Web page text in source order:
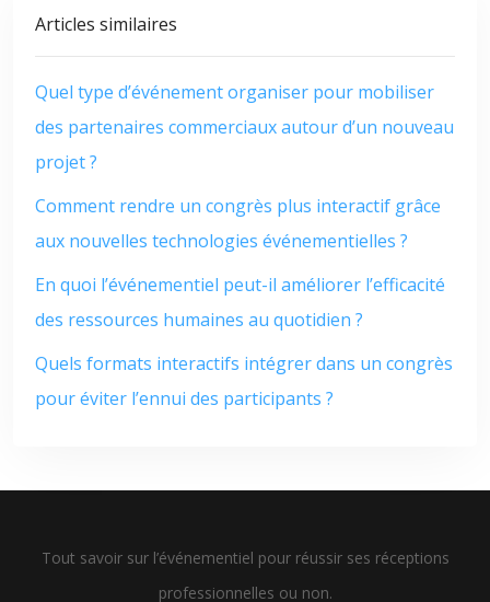
Articles similaires
Quel type d’événement organiser pour mobiliser
des partenaires commerciaux autour d’un nouveau
projet ?
Comment rendre un congrès plus interactif grâce
aux nouvelles technologies événementielles ?
En quoi l’événementiel peut-il améliorer l’efficacité
des ressources humaines au quotidien ?
Quels formats interactifs intégrer dans un congrès
pour éviter l’ennui des participants ?
Tout savoir sur l’événementiel pour réussir ses réceptions
professionnelles ou non.